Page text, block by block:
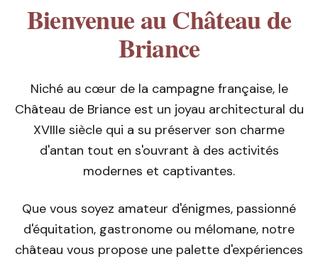
Bienvenue au Château de
Briance
Niché au cœur de la campagne française, le
Château de Briance est un joyau architectural du
XVIIIe siècle qui a su préserver son charme
d'antan tout en s'ouvrant à des activités
modernes et captivantes.
Que vous soyez amateur d'énigmes, passionné
d'équitation, gastronome ou mélomane, notre
château vous propose une palette d'expériences